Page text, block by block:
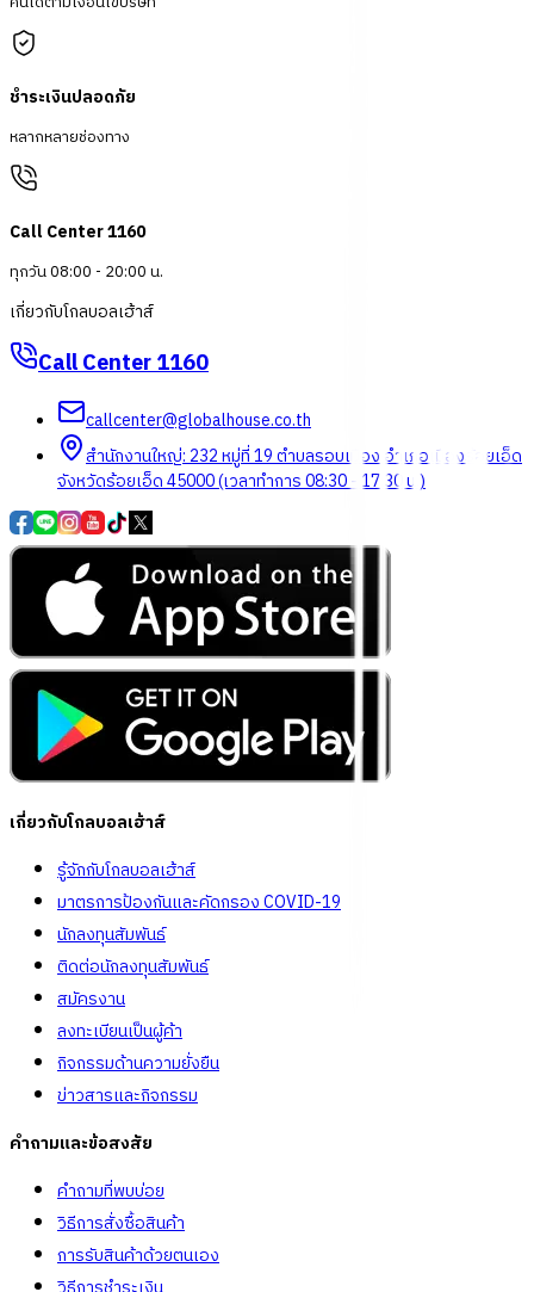
ชำระเงินปลอดภัย
หลากหลายช่องทาง
Call Center 1160
ทุกวัน 08:00 - 20:00 น.
เกี่ยวกับโกลบอลเฮ้าส์
Call Center1160
callcenter@globalhouse.co.th
สำนักงานใหญ่: 232 หมู่ที่ 19 ตำบลรอบเมือง อำเภอเมืองร้อยเอ็ด
จังหวัดร้อยเอ็ด 45000 (เวลาทำการ 08:30 - 17:30 น.)
เกี่ยวกับโกลบอลเฮ้าส์
รู้จักกับโกลบอลเฮ้าส์
มาตรการป้องกันและคัดกรอง COVID-19
นักลงทุนสัมพันธ์
ติดต่อนักลงทุนสัมพันธ์
สมัครงาน
ลงทะเบียนเป็นผู้ค้า
กิจกรรมด้านความยั่งยืน
ข่าวสารและกิจกรรม
คำถามและข้อสงสัย
คำถามที่พบบ่อย
วิธีการสั่งซื้อสินค้า
การรับสินค้าด้วยตนเอง